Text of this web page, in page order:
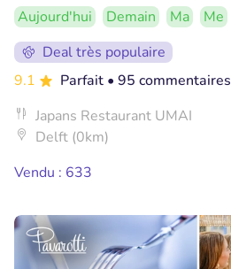
Aujourd'hui Demain Ma Me
Deal très populaire
9.1
Parfait • 95 commentaires
Japans Restaurant UMAI
Delft (0km)
Vendu : 633